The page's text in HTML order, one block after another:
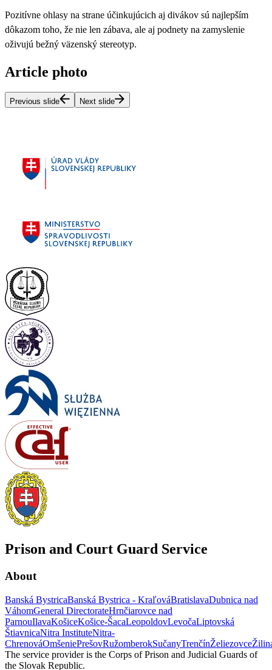
Pozitívne ohlasy na strane účinkujúcich aj divákov sú najlepším
dôkazom toho, že nie len zábava, ale aj podnety na zamyslenie
oživujú bežný väzenský stereotyp.
Article photo
Previous slide Next slide
Prison and Court Guard Service
About
Banská BystricaBanská Bystrica - KraľováBratislavaDubnica nad
VáhomGeneral DirectorateHrnčiarovce nad
ParnouIlavaKošiceKošice-ŠacaLeopoldovLevočaLiptovská
ŠtiavnicaNitra InstituteNitra-
ChrenováOmšeniePrešovRužomberokSučanyTrenčínŽeliezovce
The service provider is the Corps of Prison and Judicial Guards of
the Slovak Republic.